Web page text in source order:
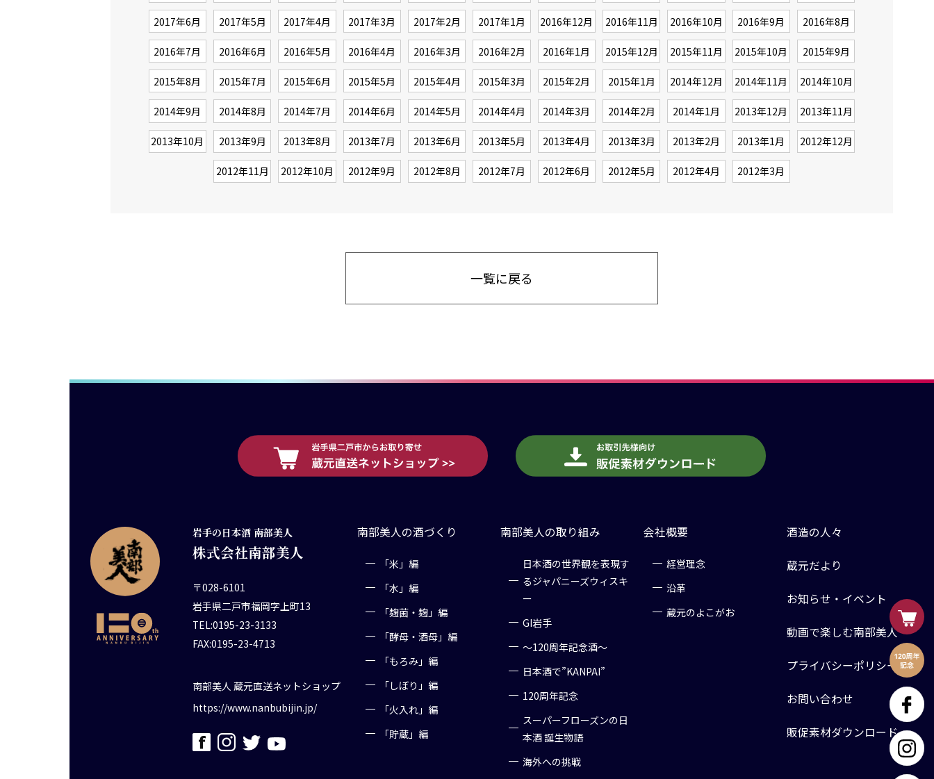
2017年6月 2017年5月 2017年4月 2017年3月 2017年2月 2017年1月 2016年12月 2016年11月 2016年10月 2016年9月 2016年8月
2016年7月 2016年6月 2016年5月 2016年4月 2016年3月 2016年2月 2016年1月 2015年12月 2015年11月 2015年10月 2015年9月
2015年8月 2015年7月 2015年6月 2015年5月 2015年4月 2015年3月 2015年2月 2015年1月 2014年12月 2014年11月 2014年10月
2014年9月 2014年8月 2014年7月 2014年6月 2014年5月 2014年4月 2014年3月 2014年2月 2014年1月 2013年12月 2013年11月
2013年10月 2013年9月 2013年8月 2013年7月 2013年6月 2013年5月 2013年4月 2013年3月 2013年2月 2013年1月 2012年12月
2012年11月 2012年10月 2012年9月 2012年8月 2012年7月 2012年6月 2012年5月 2012年4月 2012年3月
一覧に戻る
岩手の日本酒 南部美人
株式会社南部美人
〒028-6101
岩手県二戸市福岡字上町13
TEL:0195-23-3133
FAX:0195-23-4713
南部美人 蔵元直送ネットショップ
https://www.nanbubijin.jp/
南部美人の酒づくり
「米」編
「水」編
「麹菌・麹」編
「酵母・酒母」編
「もろみ」編
「しぼり」編
「火入れ」編
「貯蔵」編
南部美人の取り組み
日本酒の世界観を表現す
るジャパニーズウィスキ
ー
GI岩手
～120周年記念酒～
日本酒で”KANPAI”
120周年記念
スーパーフローズンの日
本酒 誕生物語
海外への挑戦
会社概要
経営理念
沿革
蔵元のよこがお
酒造の人々
蔵元だより
お知らせ・イベント
動画で楽しむ南部美人
プライバシーポリシー
お問い合わせ
販促素材ダウンロード